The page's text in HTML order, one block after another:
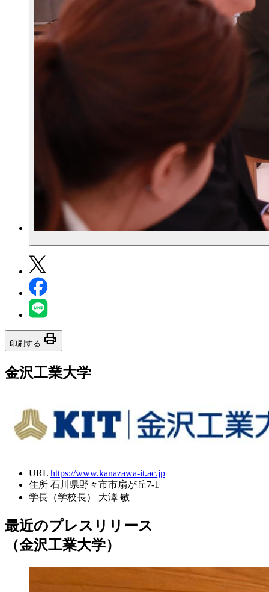
印刷する print
金沢工業大学
URL https://www.kanazawa-it.ac.jp
住所 石川県野々市市扇が丘7-1
学長（学校長）
大澤 敏
最近のプレスリリース
（金沢工業大学）